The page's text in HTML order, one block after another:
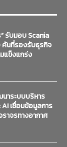
รับมอบ Scania
คันที่รองรับธุรกิจ
แข็งแกร่ง
าระบบบริหาร
เชื่อมข้อมูลการ
าจรทางอากาศ